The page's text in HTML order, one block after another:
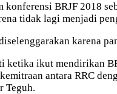
BRJF 2018
tidak lagi menjadi
karena
ikut mendirikan
antara RRC
Teguh.